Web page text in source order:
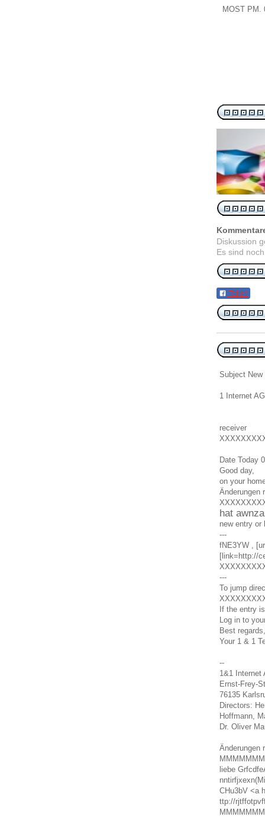
MOST PM.
Diskussion
Es sind
Teilen
Subject
1 Internet AG
receiver
Date Today
Good day,
on your
Änderungen
hat
new entry or
---
fNE3YW ,
[link=http://
---
To jump
If the entry
Log in to
Best regards,
Your 1 & 1
--
1&1 Internet
Ernst-Frey-
76135
Directors:
Hoffmann,
Dr. Oliver
Änderungen
liebe
CHu3bV <a
ttp://